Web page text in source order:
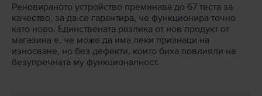
Реновираното устройство преминава до 67 теста за
качество, за да се гарантира, че функционира точно
като ново. Единствената разлика от нов продукт от
магазина е, че може да има леки признаци на
износване, но без дефекти, които биха повлияли на
безупречната му функционалност.